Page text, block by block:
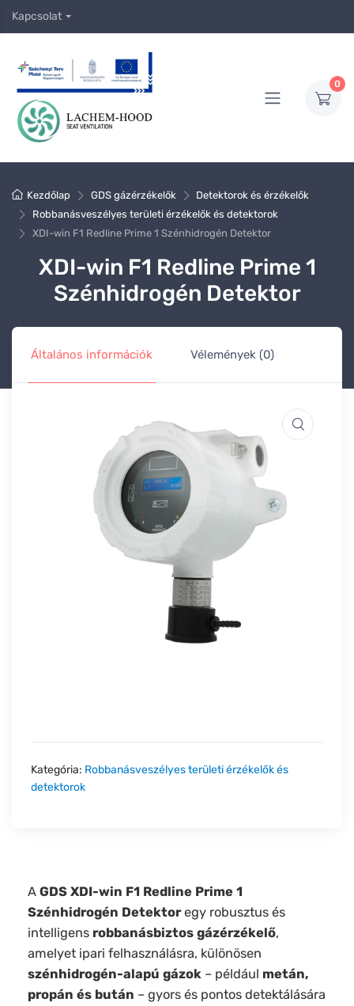
Kapcsolat
0
Kezdőlap GDS gázérzékelők
Detektorok és érzékelők
Robbanásveszélyes területi érzékelők és detektorok
XDI-win F1 Redline Prime 1 Szénhidrogén Detektor
XDI-win F1 Redline Prime 1
Szénhidrogén Detektor
Általános információk Vélemények (0)
Kategória: Robbanásveszélyes területi érzékelők és
detektorok
A GDS XDI-win F1 Redline Prime 1
Szénhidrogén Detektoregy robusztus és
intelligens robbanásbiztos gázérzékelő,
amelyet ipari felhasználásra, különösen
szénhidrogén-alapú gázok – például metán,
propán és bután – gyors és pontos detektálására